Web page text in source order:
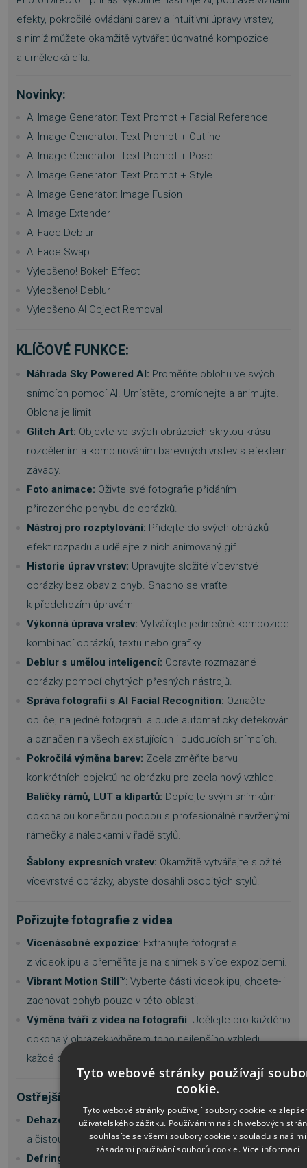
efekty, pokročilé ovládání barev a intuitivní úpravy vrstev,
s nimiž můžete okamžitě vytvářet úchvatné kompozice
a umělecká díla.
Novinky:
AI Image Generator: Text Prompt + Facial Reference
AI Image Generator: Text Prompt + Outline
AI Image Generator: Text Prompt + Pose
AI Image Generator: Text Prompt + Style
AI Image Generator: Image Fusion
AI Image Extender
AI Face Deblur
AI Face Swap
Vylepšeno! Bokeh Effect
Vylepšeno! Deblur
Vylepšeno AI Object Removal
KLÍČOVÉ FUNKCE:
Náhrada Sky Powered AI: Proměňte oblohu ve svých
snímcích pomocí AI. Umístěte, promíchejte a animujte.
Obloha je limit
Glitch Art: Objevte ve svých obrázcích skrytou krásu
rozdělením a kombinováním barevných vrstev s efektem
závady.
Foto animace: Oživte své fotografie přidáním
přirozeného pohybu do obrázků.
Nástroj pro rozptylování: Přidejte do svých obrázků
efekt rozpadu a udělejte z nich animovaný gif.
Historie úprav vrstev: Upravujte složité vícevrstvé
obrázky bez obav z chyb. Snadno se vraťte
k předchozím úpravám
Výkonná úprava vrstev: Vytvářejte jedinečné kompozice
kombinací obrázků, textu nebo grafiky.
Deblur s umělou inteligencí: Opravte rozmazané
obrázky pomocí chytrých přesných nástrojů.
Správa fotografií s AI Facial Recognition: Označte
obličej na jedné fotografii a bude automaticky detekován
a označen na všech existujících i budoucích snímcích.
Pokročilá výměna barev: Zcela změňte barvu
konkrétních objektů na obrázku pro zcela nový vzhled.
Balíčky rámů, LUT a klipartů: Dopřejte svým snímkům
dokonalou konečnou podobu s profesionálně navrženými
rámečky a nálepkami v řadě stylů.
Šablony expresních vrstev: Okamžitě vytvářejte složité
vícevrstvé obrázky, abyste dosáhli osobitých stylů.
Pořizujte fotografie z videa
Vícenásobné expozice: Extrahujte fotografie
z videoklipu a přeměňte je na snímek s více expozicemi.
Vibrant Motion Still™: Vyberte části videoklipu, chcete-li
zachovat pohyb pouze v této oblasti.
Výměna tváří z videa na fotografii: Udělejte pro každého
dokonalý obrázek výběrem toho nejlepšího vzhledu
každé osoby ve videu a vytvořte fotografii.
Ostřejší snímky a lepší jasnost
Dehaze:
Odstraňte opar, mlhu a smog a odhalte svěží
a čistou krajinu
Defringe:
Jednoduchý nástroj v jednom kroku, jak se
Tyto webové stránky používají
cookie.
Tyto webové stránky používají soubory cookie ke
uživatelského zážitku. Používáním našich webových
souhlasíte se všemi soubory cookie v souladu s našimi
zásadami používání souborů cookie.Více informací